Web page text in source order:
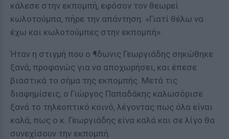
κάλεσε στην εκπομπή, εφόσον τον θεωρεί
κωλοτούμπα, πήρε την απάντηση: «Γιατί θέλω να
έχω και κωλοτούμπες στην εκπομπή».
Ήταν η στιγμή που ο ¶δωνις Γεωργιάδης σηκώθηκε
ξανά, προφανώς για να αποχωρήσει, και έπεσε
βιαστικά το σήμα της εκπομπής. Μετά τις
διαφημίσεις, ο Γιώργος Παπαδάκης καλωσόρισε
ξανά το τηλεοπτικό κοινό, λέγοντας πως όλα είναι
καλά, πως ο κ. Γεωργιάδης είνα καλά και σε λίγο θα
συνεχίσουν την εκπομπή.